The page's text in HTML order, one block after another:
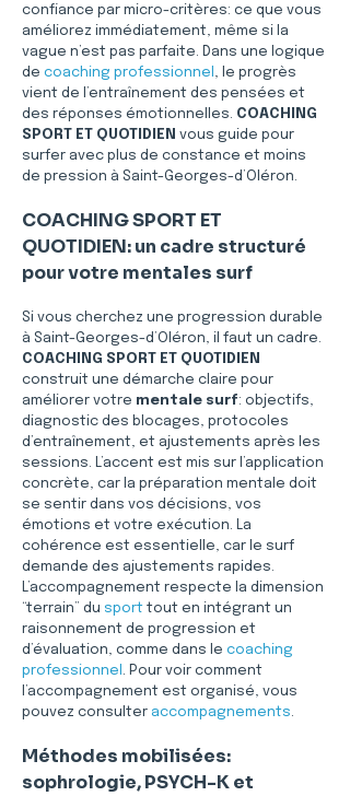
confiance par micro-critères: ce que vous
améliorez immédiatement, même si la
vague n’est pas parfaite. Dans une logique
de coaching professionnel , le progrès
vient de l’entraînement des pensées et
des réponses émotionnelles. COACHING
SPORT ET QUOTIDIEN vous guide pour
surfer avec plus de constance et moins
de pression à Saint-Georges-d’Oléron.
COACHING SPORT ET
QUOTIDIEN: un cadre structuré
pour votre mentales surf
Si vous cherchez une progression durable
à Saint-Georges-d’Oléron, il faut un cadre.
COACHING SPORT ET QUOTIDIEN
construit une démarche claire pour
améliorer votre mentale surf: objectifs,
diagnostic des blocages, protocoles
d’entraînement, et ajustements après les
sessions. L’accent est mis sur l’application
concrète, car la préparation mentale doit
se sentir dans vos décisions, vos
émotions et votre exécution. La
cohérence est essentielle, car le surf
demande des ajustements rapides.
L’accompagnement respecte la dimension
“terrain” du sport tout en intégrant un
raisonnement de progression et
d’évaluation, comme dans le coaching
professionnel . Pour voir comment
l’accompagnement est organisé, vous
pouvez consulter accompagnements.
Méthodes mobilisées:
sophrologie, PSYCH-K et